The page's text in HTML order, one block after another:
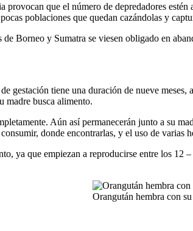
que el número de depredadores
poblaciones que quedan cazándolas y
Borneo y Sumatra se viesen obligado en
gestación tiene una duración de nueve
madre busca alimento.
Aún así permanecerán junto a su
donde encontrarlas, y el uso de varias
ya que empiezan a reproducirse entre los
Orangután hembra con